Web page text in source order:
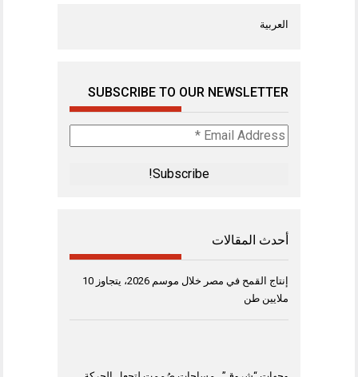
العربية
SUBSCRIBE TO OUR NEWSLETTER
Email
Address
أحدث المقالات
إنتاج القمح في مصر خلال موسم 2026، يتجاوز 10
ملايين طن